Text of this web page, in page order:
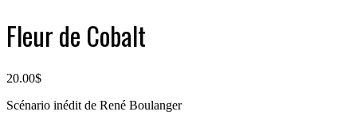
Fleur de Cobalt
20.00$
Scénario inédit de René Boulanger